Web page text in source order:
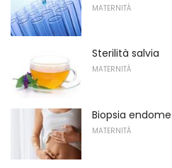
MATERNITÀ
Sterilità salvia
MATERNITÀ
Biopsia
MATERNITÀ